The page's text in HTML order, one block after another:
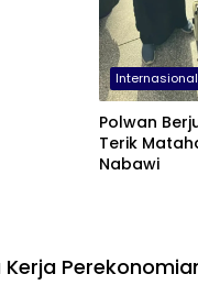
Internasional
Polwan
Terik
Nabawi